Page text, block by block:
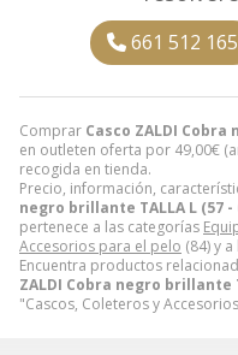
Comprar Casco ZALDI Cobra
en outleten oferta por 49,00€
recogida en tienda.
Precio, información,
negro brillante TALLA L (57 -
pertenece a las categorías
Accesorios para el pelo (84) y
Encuentra productos
ZALDI Cobra negro brillante
"Cascos, Coleteros y
661 512 165